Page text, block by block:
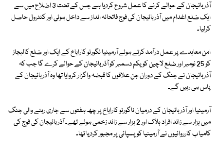
آذربائیجان کے حوالے کرنے کا عمل شروع کردیا ہے جس کے تحت 3 اضلاع میں سے
ایک ضلع اغدام میں آذربائیجان کی فوج فاتحانہ انداز سے داخل ہوئی اور کنٹرول حاصل
کرلیا۔
امن معاہدے پر عمل درآمد کرتے ہوئے آرمینیا نگورنو کاراباخ کے ایک اور ضلع کالبجاز
کو 25 نومبر اور ضلع لاچین کو یکم دسمبر کو آذربائیجان کے حوالے کرے گا جب کہ
آذربائیجان نے جنگ کے دوران جن علاقوں کا قبضہ واگزار کروایا تھا وہ آذربائیجان کے
پاس ہی رہیں گے۔
آرمینیا اور آذربائیجان کے درمیان ناگورنو کاراباخ پر چھ ہفتوں سے جاری رہنے والی جنگ
میں ہزار سے زائد افراد ہلاک اور 2 ہزار سے زائد زخمی ہوئے تھے۔ آذربائیجان کی فوج کی
کامیاب کارروائیوں نے آرمینیا کو پسپائی پر مجبور کردیا تھا۔